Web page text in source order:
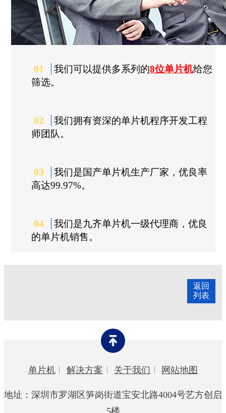
01 我们可以提供多系列的8位单片机给您
筛选。
02
我们拥有资深的单片机程序开发工程
师团队。
03
我们是国产单片机生产厂家，优良率
高达99.97%。
04
我们是九齐单片机一级代理商，优良
的单片机销售。
返回
列表
单片机 解决方案 关于我们 网站地图
地址：深圳市罗湖区笋岗街道宝安北路4004号艺方创启